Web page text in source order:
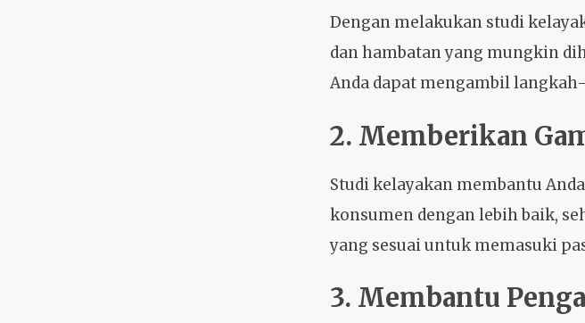
Dengan melakukan studi
dan hambatan yang mungkin
Anda dapat mengambil
2. Memberikan
Studi kelayakan membantu
konsumen dengan lebih baik,
yang sesuai untuk memasuki
3. Membantu